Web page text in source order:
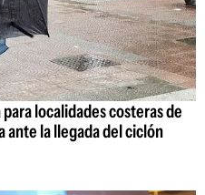
localidades costeras de
ante la llegada del ciclón